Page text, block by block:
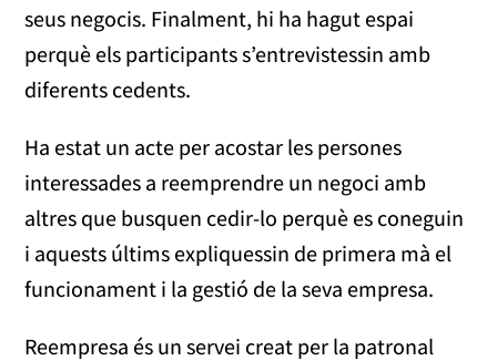
seus negocis. Finalment, hi ha hagut espai
perquè els participants s’entrevistessin amb
diferents cedents.
Ha estat un acte per acostar les persones
interessades a reemprendre un negoci amb
altres que busquen cedir-lo perquè es coneguin
i aquests últims expliquessin de primera mà el
funcionament i la gestió de la seva empresa.
Reempresa és un servei creat per la patronal